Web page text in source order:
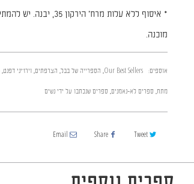
מוכנה.
אוספים: Our Best Sellers
, הספרייה של בבל, הצרפתים, וירז'יני דפנט,
מתח, ספרים לא-נאמנים, ספרים שנכתבו על ידי נשים
Tweet
Share
Email